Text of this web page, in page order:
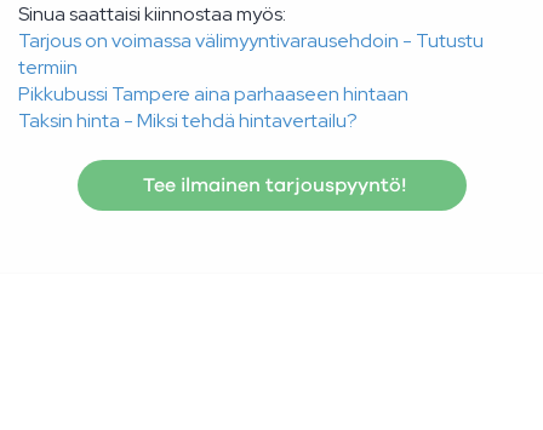
Sinua saattaisi kiinnostaa myös:
Tarjous on voimassa välimyyntivarausehdoin - Tutustu
termiin
Pikkubussi Tampere aina parhaaseen hintaan
Taksin hinta - Miksi tehdä hintavertailu?
Tee ilmainen tarjouspyyntö!